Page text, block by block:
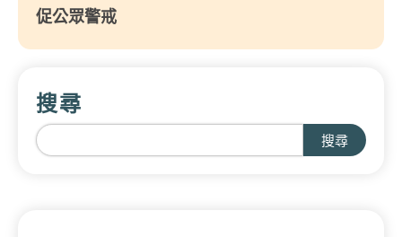
促公眾警戒
搜尋
搜尋